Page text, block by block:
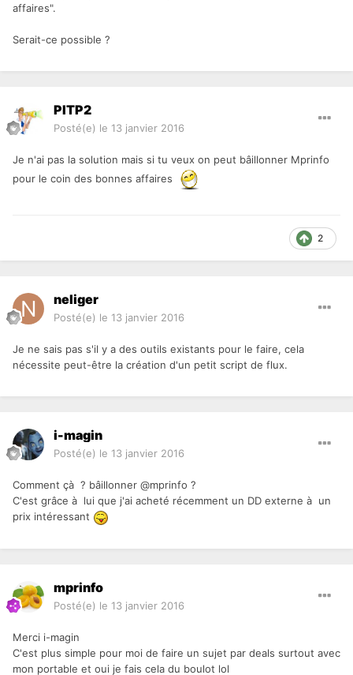
affaires".
Serait-ce possible ?
PITP2
Posté(e) le 13 janvier 2016
Je n'ai pas la solution mais si tu veux on peut bâillonner Mprinfo
pour le coin des bonnes affaires
2
neliger
Posté(e) le 13 janvier 2016
Je ne sais pas s'il y a des outils existants pour le faire, cela
nécessite peut-être la création d'un petit script de flux.
i-magin
Posté(e) le 13 janvier 2016
Comment çà ? bâillonner @mprinfo ?
C'est grâce à lui que j'ai acheté récemment un DD externe à un
prix intéressant
mprinfo
Posté(e) le 13 janvier 2016
Merci i-magin
C'est plus simple pour moi de faire un sujet par deals surtout avec
mon portable et oui je fais cela du boulot lol